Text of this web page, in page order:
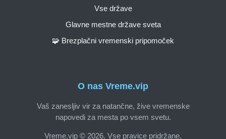
O nas Vreme.vip
Vaš zanesljiv vir za natančne, žive vremenske
napovedi za mesta po vsem svetu.
Vreme.vip © 2026. Vse pravice pridržane.
Vse države
Glavne mestne države sveta
🧩 Brezplačni vremenski pripomoček